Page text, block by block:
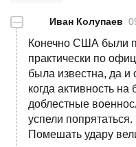
— Иван Колупаев
Конечно США были
практически по
была известна, да
когда активность
доблестные
успели
Помешать удару